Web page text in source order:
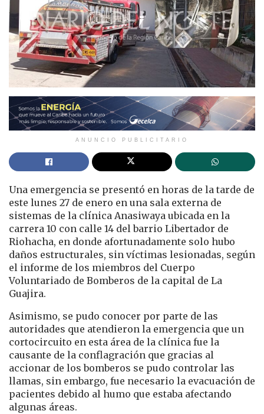
ANUNCIO PUBLICITARIO
Una emergencia se presentó en horas de la tarde de
este lunes 27 de enero en una sala externa de
sistemas de la clínica Anasiwaya ubicada en la
carrera 10 con calle 14 del barrio Libertador de
Riohacha, en donde afortunadamente solo hubo
daños estructurales, sin víctimas lesionadas, según
el informe de los miembros del Cuerpo
Voluntariado de Bomberos de la capital de La
Guajira.
Asimismo, se pudo conocer por parte de las
autoridades que atendieron la emergencia que un
cortocircuito en esta área de la clínica fue la
causante de la conflagración que gracias al
accionar de los bomberos se pudo controlar las
llamas, sin embargo, fue necesario la evacuación de
pacientes debido al humo que estaba afectando
algunas áreas.